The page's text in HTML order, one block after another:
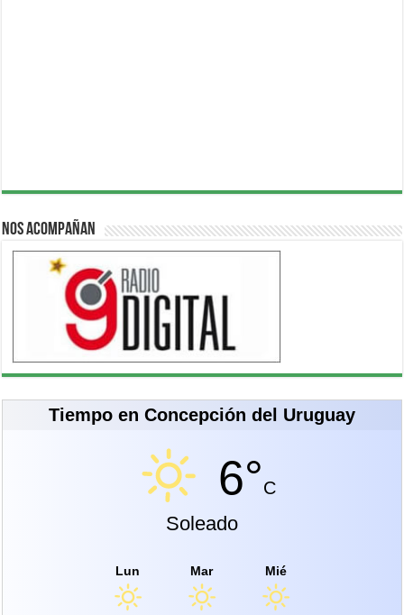
Nos acompañan
Tiempo en Concepción del Uruguay
6°C
Soleado
Lun Mar Mié